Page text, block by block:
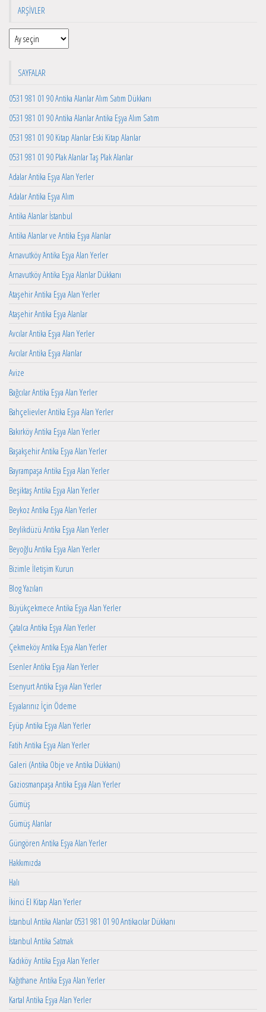
ARŞIVLER
Arşivler
SAYFALAR
0531 981 01 90 Antika Alanlar Alım Satım Dükkanı
0531 981 01 90 Antika Alanlar Antika Eşya Alım Satım
0531 981 01 90 Kitap Alanlar Eski Kitap Alanlar
0531 981 01 90 Plak Alanlar Taş Plak Alanlar
Adalar Antika Eşya Alan Yerler
Adalar Antika Eşya Alım
Antika Alanlar İstanbul
Antika Alanlar ve Antika Eşya Alanlar
Arnavutköy Antika Eşya Alan Yerler
Arnavutköy Antika Eşya Alanlar Dükkanı
Ataşehir Antika Eşya Alan Yerler
Ataşehir Antika Eşya Alanlar
Avcılar Antika Eşya Alan Yerler
Avcılar Antika Eşya Alanlar
Avize
Bağcılar Antika Eşya Alan Yerler
Bahçelievler Antika Eşya Alan Yerler
Bakırköy Antika Eşya Alan Yerler
Başakşehir Antika Eşya Alan Yerler
Bayrampaşa Antika Eşya Alan Yerler
Beşiktaş Antika Eşya Alan Yerler
Beykoz Antika Eşya Alan Yerler
Beylikdüzü Antika Eşya Alan Yerler
Beyoğlu Antika Eşya Alan Yerler
Bizimle İletişim Kurun
Blog Yazıları
Büyükçekmece Antika Eşya Alan Yerler
Çatalca Antika Eşya Alan Yerler
Çekmeköy Antika Eşya Alan Yerler
Esenler Antika Eşya Alan Yerler
Esenyurt Antika Eşya Alan Yerler
Eşyalarınız İçin Ödeme
Eyüp Antika Eşya Alan Yerler
Fatih Antika Eşya Alan Yerler
Galeri (Antika Obje ve Antika Dükkanı)
Gaziosmanpaşa Antika Eşya Alan Yerler
Gümüş
Gümüş Alanlar
Güngören Antika Eşya Alan Yerler
Hakkımızda
Halı
İkinci El Kitap Alan Yerler
İstanbul Antika Alanlar 0531 981 01 90 Antikacılar Dükkanı
İstanbul Antika Satmak
Kadıköy Antika Eşya Alan Yerler
Kağıthane Antika Eşya Alan Yerler
Kartal Antika Eşya Alan Yerler